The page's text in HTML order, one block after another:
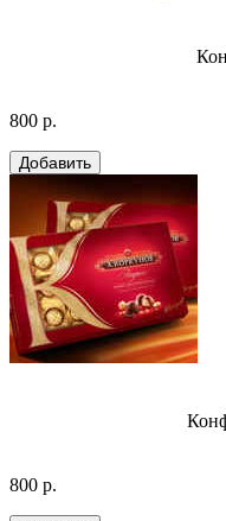
800 р.
800 р.